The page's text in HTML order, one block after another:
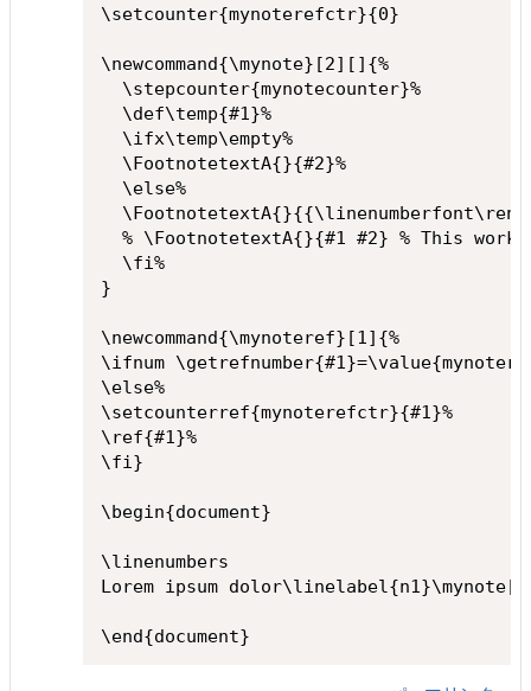
\setcounter{mynoterefctr}{0}
\newcommand{\mynote}[2][]{%
  \stepcounter{mynotecounter}%
  \def\temp{#1}%
  \ifx\temp\empty%
  \FootnotetextA{}{#2}%
  \else%
% \FootnotetextA{}{#1 #2} % This
  \fi%
}
\newcommand{\mynoteref}[1]{%
\ifnum
\else%
\setcounterref{mynoterefctr}{#1}%
\ref{#1}%
\fi}
\begin{document}
\linenumbers
Lorem ipsum
\end{document}